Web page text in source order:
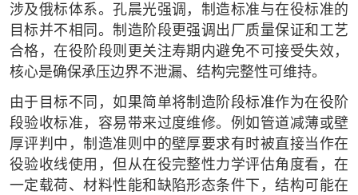
涉及俄标体系。孔晨光强调，制造标准与在役标准的
目标并不相同。制造阶段更强调出厂质量保证和工艺
合格，在役阶段则更关注寿期内避免不可接受失效，
核心是确保承压边界不泄漏、结构完整性可维持。
由于目标不同，如果简单将制造阶段标准作为在役阶
段验收标准，容易带来过度维修。例如管道减薄或壁
厚评判中，制造准则中的壁厚要求有时被直接当作在
役验收线使用，但从在役完整性力学评估角度看，在
一定载荷、材料性能和缺陷形态条件下，结构可能在